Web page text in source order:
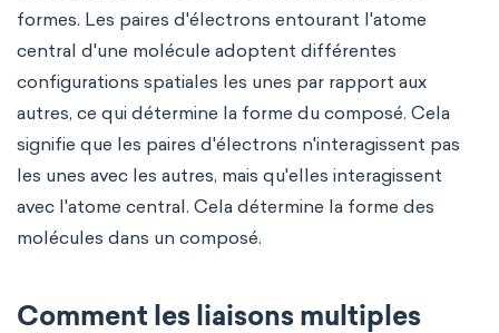
formes. Les paires d'électrons entourant l'atome
central d'une molécule adoptent différentes
configurations spatiales les unes par rapport aux
autres, ce qui détermine la forme du composé. Cela
signifie que les paires d'électrons n'interagissent pas
les unes avec les autres, mais qu'elles interagissent
avec l'atome central. Cela détermine la forme des
molécules dans un composé.
Comment les liaisons multiples